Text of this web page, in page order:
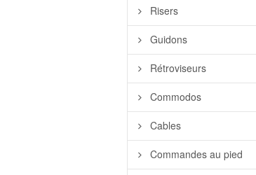
Risers
Guidons
Rétroviseurs
Commodos
Cables
Commandes au pied